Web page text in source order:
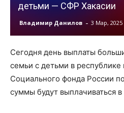
детьми — СФР Хакасии
Владимир Данилов - 3 Мар, 2025
Сегодня день выплаты
семьи с детьми в
Социального фонда России
суммы будут выплачиваться